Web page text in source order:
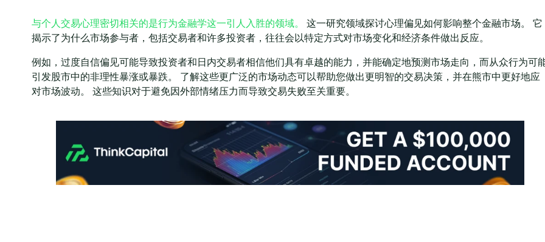
与个人交易心理密切相关的是行为金融学这一引人入胜的领域。
这一研究领域探讨心理偏见如何影响整个金融市场。 它
揭示了为什么市场参与者，包括交易者和许多投资者，往往会以特定方式对市场变化和经济条件做出反应。
例如，过度自信偏见可能导致投资者和日内交易者相信他们具有卓越的能力，并能确定地预测市场走向，而从众行为可
引发股市中的非理性暴涨或暴跌。 了解这些更广泛的市场动态可以帮助您做出更明智的交易决策，并在熊市中更好地应
对市场波动。 这些知识对于避免因外部情绪压力而导致交易失败至关重要。